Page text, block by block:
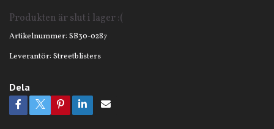
Produkten är slut i lager :(
Artikelnummer: SB30-0287
Leverantör: Streetblisters
Dela